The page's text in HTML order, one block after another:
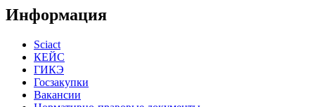
Информация
Sciact
КЕЙС
ГИКЭ
Госзакупки
Вакансии